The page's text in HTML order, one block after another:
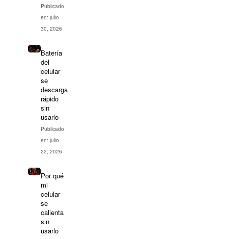
Publicado
en: julio
30, 2026
Batería
del
celular
se
descarga
rápido
sin
usarlo
Publicado
en: julio
22, 2026
Por qué
mi
celular
se
calienta
sin
usarlo